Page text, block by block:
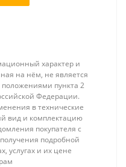
характер и
на нём, не является
пункта 2
Федерации.
в технические
вид и комплектацию
покупателя с
подробной
услугах и их цене